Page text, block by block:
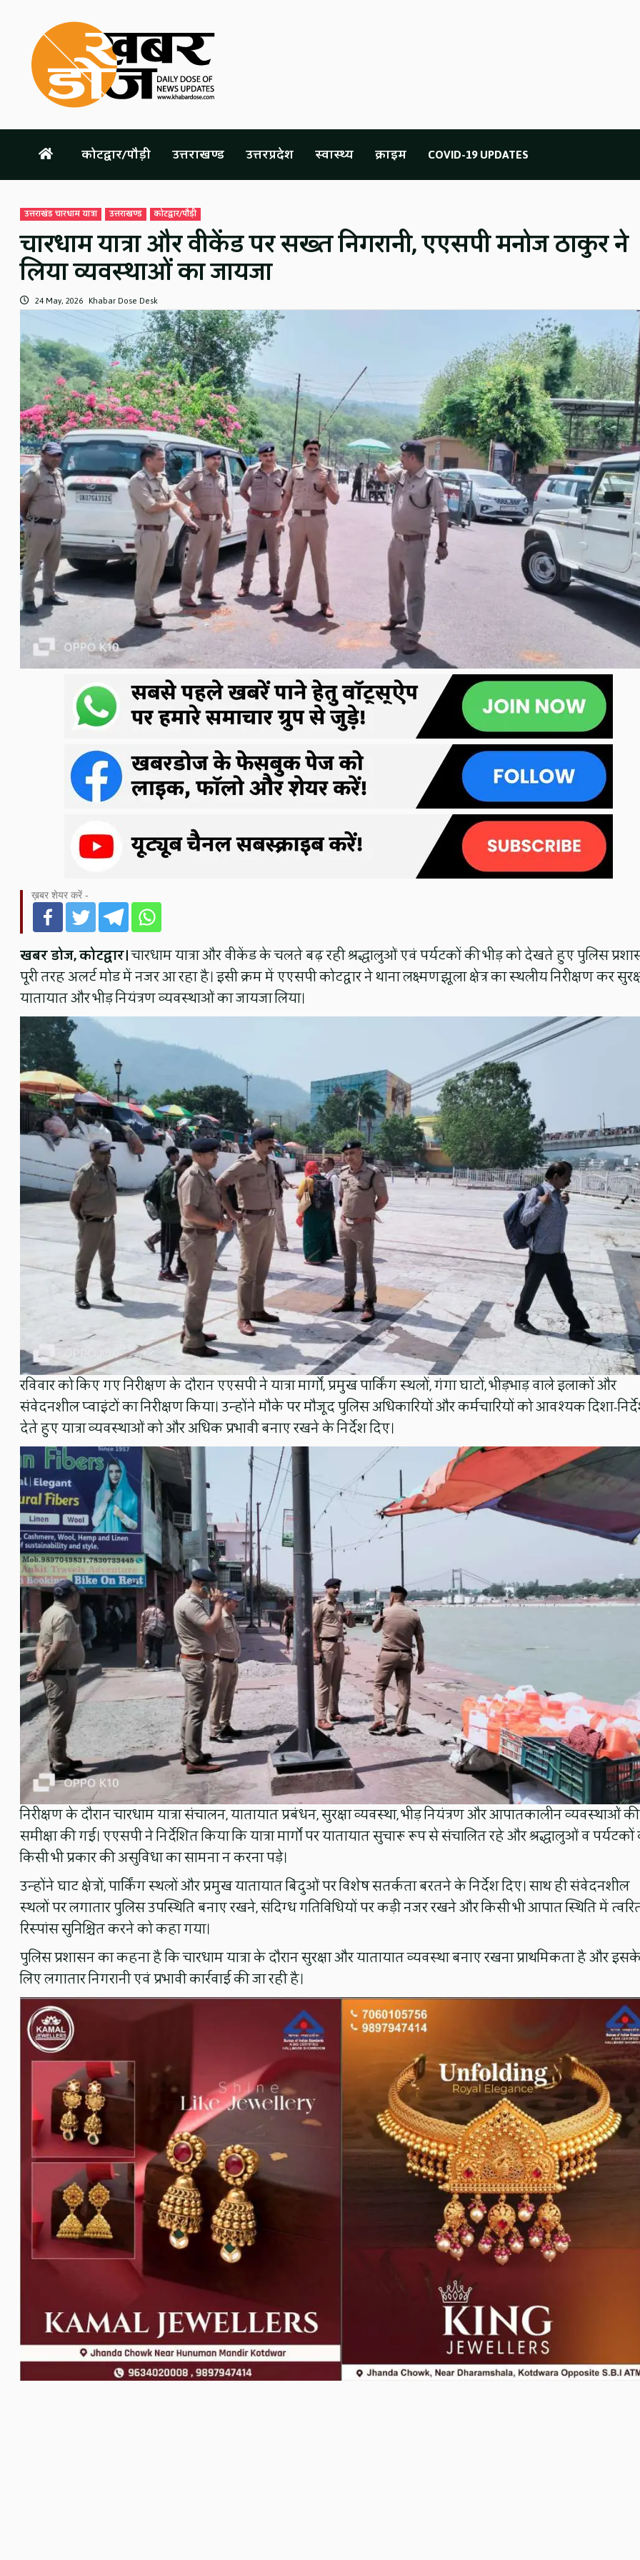
content
कोटद्वार/पौड़ी उत्तराखण्ड उत्तरप्रदेश स्वास्थ्य क्राइम COVID-19 UPDATES
उत्तराखंड चारधाम यात्रा उत्तराखण्ड कोटद्वार/पौड़ी
चारधाम यात्रा और वीकेंड पर सख्त निगरानी, एएसपी मनोज ठाकुर ने
लिया व्यवस्थाओं का जायजा
24 May, 2026 Khabar Dose Desk
ख़बर शेयर करें -
खबर डोज, कोटद्वार।चारधाम यात्रा और वीकेंड के चलते बढ़ रही श्रद्धालुओं एवं पर्यटकों की भीड़ को देखते हुए पुलिस
पूरी तरह अलर्ट मोड में नजर आ रहा है। इसी क्रम में एएसपी कोटद्वार ने थाना लक्ष्मणझूला क्षेत्र का स्थलीय निरीक्षण कर
यातायात और भीड़ नियंत्रण व्यवस्थाओं का जायजा लिया।
रविवार को किए गए निरीक्षण के दौरान एएसपी ने यात्रा मार्गों, प्रमुख पार्किंग स्थलों, गंगा घाटों, भीड़भाड़ वाले इलाकों और
संवेदनशील प्वाइंटों का निरीक्षण किया। उन्होंने मौके पर मौजूद पुलिस अधिकारियों और कर्मचारियों को आवश्यक दिशा-
देते हुए यात्रा व्यवस्थाओं को और अधिक प्रभावी बनाए रखने के निर्देश दिए।
निरीक्षण के दौरान चारधाम यात्रा संचालन, यातायात प्रबंधन, सुरक्षा व्यवस्था, भीड़ नियंत्रण और आपातकालीन व्यवस्थाओं की
समीक्षा की गई। एएसपी ने निर्देशित किया कि यात्रा मार्गों पर यातायात सुचारू रूप से संचालित रहे और श्रद्धालुओं व
किसी भी प्रकार की असुविधा का सामना न करना पड़े।
उन्होंने घाट क्षेत्रों, पार्किंग स्थलों और प्रमुख यातायात बिंदुओं पर विशेष सतर्कता बरतने के निर्देश दिए। साथ ही संवेदनशील
स्थलों पर लगातार पुलिस उपस्थिति बनाए रखने, संदिग्ध गतिविधियों पर कड़ी नजर रखने और किसी भी आपात स्थिति में
रिस्पांस सुनिश्चित करने को कहा गया।
पुलिस प्रशासन का कहना है कि चारधाम यात्रा के दौरान सुरक्षा और यातायात व्यवस्था बनाए रखना प्राथमिकता है और
लिए लगातार निगरानी एवं प्रभावी कार्रवाई की जा रही है।